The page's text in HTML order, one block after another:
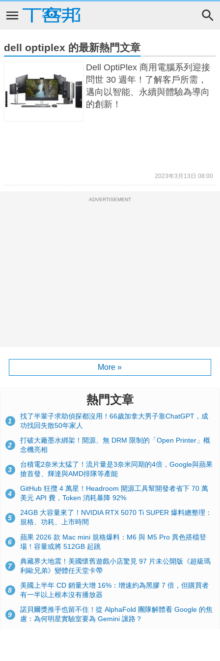
dell optiplex 的最新熱門文章
Dell OptiPlex 商用電腦系列迎接
問世 30 週年！了解客戶所需，
邁向以智能、永續與體驗為導向
的創新！
2023年3月13日 08:00
ADVERTISEMENT
More »
熱門文章
1
找了半輩子求助偵探都沒用！66歲加拿大男子靠ChatGPT，成
功找回失散50年家人
2
打破大廠墨水綁架！開源、無 DRM 限制的「Open Printer」概
念機亮相
3
台積電2奈米太猛了！流片量是3奈米同期的4倍，Google與蘋果
搶首發、輝達與AMD排隊等產能
4
GitHub 狂攬 4 萬星！Headroom 開源工具幫開發者省下 70 萬
美元 API 費，Token 消耗暴降 92%
5
24GB 大容量來了！NVIDIA RTX 5070 Ti SUPER 爆料總整理：
規格、功耗、上市時間
6
蘋果 2026 款 Mac mini 規格爆料：M6 與 M5 Pro 異色搭檔登
場！容量或將 512GB 起跳
7
典藏界大地震！美國懷舊遊戲小店驚見 97 片未公開版《超級瑪
利歐兄弟》變體任天堂卡帶
8
美國上半年 CD 銷量大增 16%：增速約為黑膠 7 倍，但購買者
有一半以上根本沒有播放器
9
諾貝爾獎推手也留不住！從 AlphaFold 團隊解體看 Google 的焦
慮：為何明星實驗室要為 Gemini 讓路？